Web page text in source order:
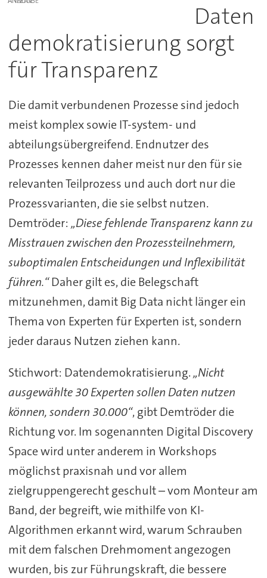
Daten
demokratisierung sorgt
für Transparenz
Die damit verbundenen Prozesse sind jedoch
meist komplex sowie IT-system- und
abteilungsübergreifend. Endnutzer des
Prozesses kennen daher meist nur den für sie
relevanten Teilprozess und auch dort nur die
Prozessvarianten, die sie selbst nutzen.
Demtröder: „Diese fehlende Transparenz kann zu
Misstrauen zwischen den Prozessteilnehmern,
suboptimalen Entscheidungen und Inflexibilität
führen.“Daher gilt es, die Belegschaft
mitzunehmen, damit Big Data nicht länger ein
Thema von Experten für Experten ist, sondern
jeder daraus Nutzen ziehen kann.
Stichwort: Datendemokratisierung.„Nicht
ausgewählte 30 Experten sollen Daten nutzen
können, sondern 30.000“, gibt Demtröder die
Richtung vor. Im sogenannten Digital Discovery
Space wird unter anderem in Workshops
möglichst praxisnah und vor allem
zielgruppengerecht geschult – vom Monteur am
Band, der begreift, wie mithilfe von KI-
Algorithmen erkannt wird, warum Schrauben
mit dem falschen Drehmoment angezogen
wurden, bis zur Führungskraft, die bessere